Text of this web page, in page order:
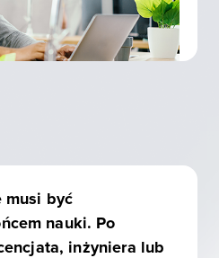
musi być
nauki. Po
inżyniera lub